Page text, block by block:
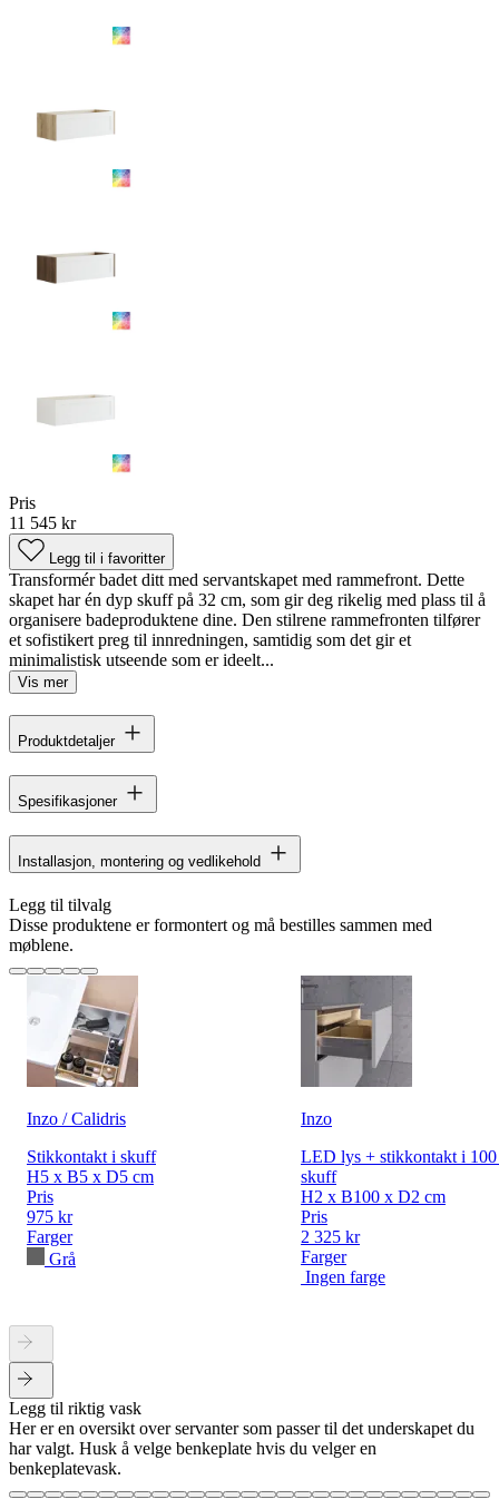
Pris
11 545 kr
Legg til i favoritter
Transformér badet ditt med servantskapet med rammefront. Dette
skapet har én dyp skuff på 32 cm, som gir deg rikelig med plass til å
organisere badeproduktene dine. Den stilrene rammefronten tilfører
et sofistikert preg til innredningen, samtidig som det gir et
minimalistisk utseende som er ideelt...
Vis mer
Produktdetaljer
Spesifikasjoner
Installasjon, montering og vedlikehold
Legg til tilvalg
Disse produktene er formontert og må bestilles sammen med
møblene.
Inzo / Calidris
Stikkontakt i skuff
H5 x B5 x D5 cm
Pris
975 kr
Farger
Grå
Inzo
LED lys + stikkontakt i
skuff
H2 x B100 x D2 cm
Pris
2 325 kr
Farger
Ingen farge
Legg til riktig vask
Her er en oversikt over servanter som passer til det underskapet du
har valgt. Husk å velge benkeplate hvis du velger en
benkeplatevask.